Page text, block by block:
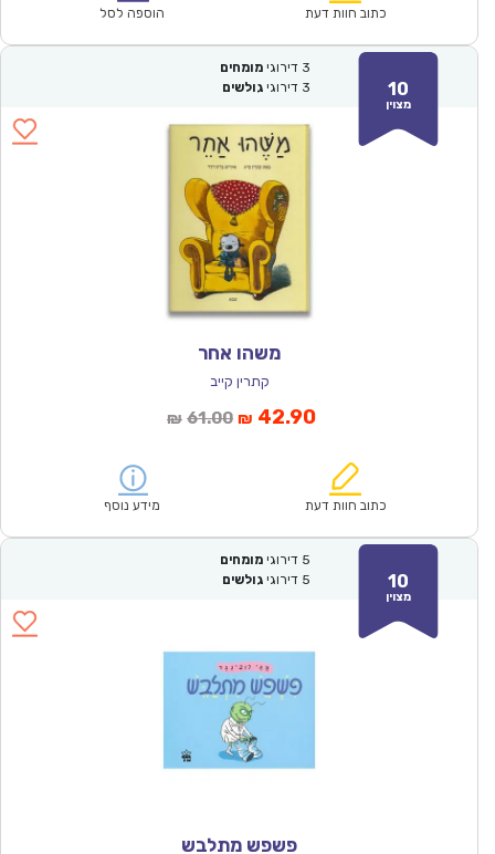
₪57.00.
כתוב חוות דעת הוספה לסל
10
מצוין
3 דירוגי מומחים
3 דירוגי גולשים
משהו אחר
קתרין קייב
₪ 61.00המחיר
₪61.00.
₪ 42.90המחיר
הוא:
כתוב חוות דעת מידע נוסף
10
מצוין
5 דירוגי מומחים
5 דירוגי גולשים
פשפש מתלבש